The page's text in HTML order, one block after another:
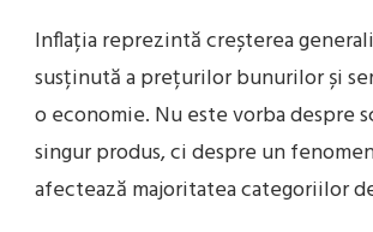
Inflația reprezintă creșterea
susținută a prețurilor bunurilor și
o economie. Nu este vorba despre
singur produs, ci despre un
afectează majoritatea categoriilor